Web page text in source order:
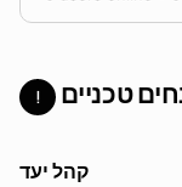
! טכניים
קהל יעד